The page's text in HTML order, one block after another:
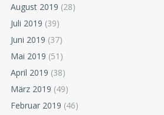
August 2019 (28)
Juli 2019 (39)
Juni 2019 (37)
Mai 2019 (51)
April 2019 (38)
März 2019 (49)
Februar 2019 (46)